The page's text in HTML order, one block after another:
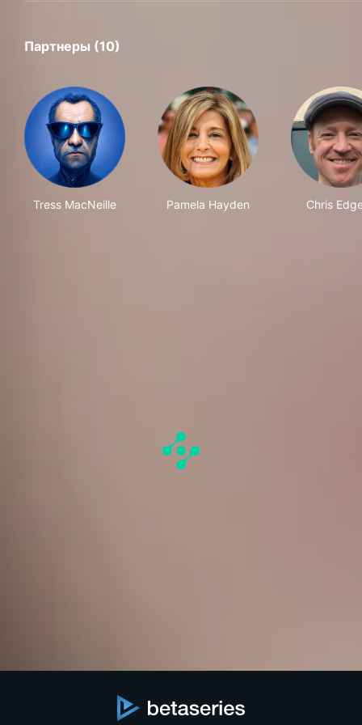
Партнеры (10)
Tress MacNeille Pamela Hayden Chris